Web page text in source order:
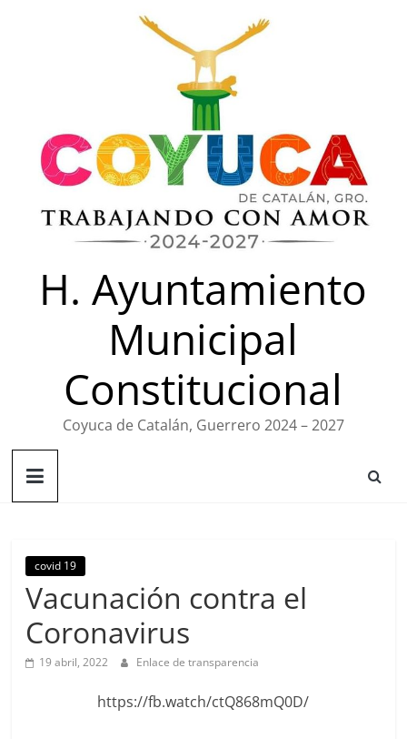
H. Ayuntamiento
Municipal
Constitucional
Coyuca de Catalán, Guerrero 2024 – 2027
covid 19
Vacunación contra el
Coronavirus
19 abril, 2022 Enlace de transparencia
https://fb.watch/ctQ868mQ0D/